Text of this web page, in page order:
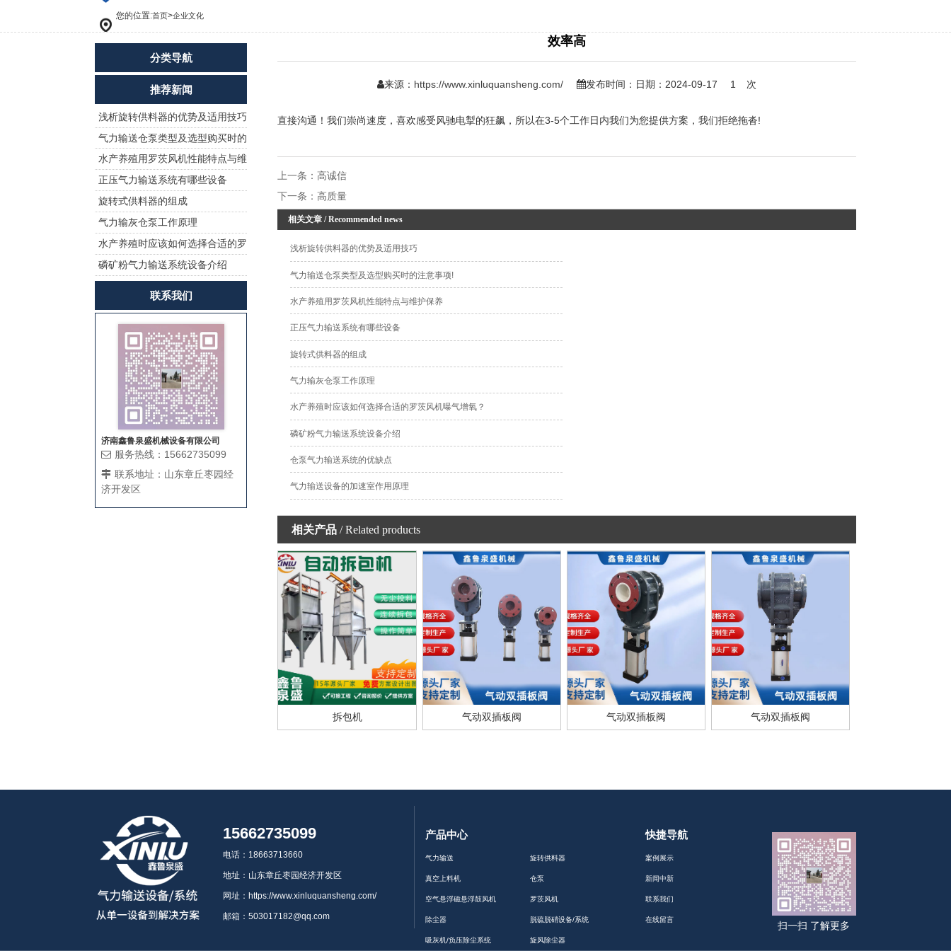
您的位置:首页>企业文化
分类导航
推荐新闻
浅析旋转供料器的优势及适用技巧
气力输送仓泵类型及选型购买时的
注意事项!
水产养殖用罗茨风机性能特点与维
护保养
正压气力输送系统有哪些设备
旋转式供料器的组成
气力输灰仓泵工作原理
水产养殖时应该如何选择合适的罗
茨风机曝气增氧？
磷矿粉气力输送系统设备介绍
联系我们
济南鑫鲁泉盛机械设备有限公司
服务热线：15662735099
联系地址：山东章丘枣园经
济开发区
效率高
来源： https://www.xinluquansheng.com/ 发布时间：日期：2024-09-17 1 次
直接沟通！我们崇尚速度，喜欢感受风驰电掣的狂飙，所以在3-5个工作日内我们为您提供方案，我们拒绝拖沓!
上一条：高诚信
下一条：高质量
相关文章 / Recommended news
浅析旋转供料器的优势及适用技巧
气力输送仓泵类型及选型购买时的注意事项!
水产养殖用罗茨风机性能特点与维护保养
正压气力输送系统有哪些设备
旋转式供料器的组成
气力输灰仓泵工作原理
水产养殖时应该如何选择合适的罗茨风机曝气增氧？
磷矿粉气力输送系统设备介绍
仓泵气力输送系统的优缺点
气力输送设备的加速室作用原理
相关产品 / Related products
拆包机 气动双插板阀 气动双插板阀 气动双插板阀
15662735099
电话：18663713660
地址：山东章丘枣园经济开发区
网址：https://www.xinluquansheng.com/
邮箱：503017182@qq.com
产品中心
气力输送 旋转供料器
真空上料机 仓泵
空气悬浮磁悬浮鼓风机 罗茨风机
除尘器 脱硫脱硝设备/系统
吸灰机/负压除尘系统 旋风除尘器
快捷导航
案例展示
新闻中新
联系我们
在线留言
扫一扫 了解更多